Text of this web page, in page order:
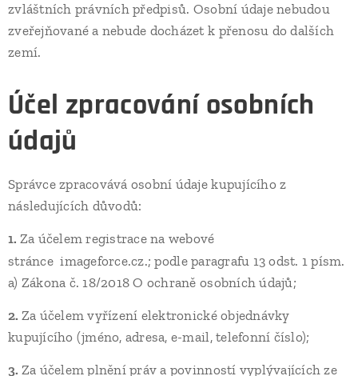
zvláštních právních předpisů. Osobní údaje nebudou
zveřejňované a nebude docházet k přenosu do dalších
zemí.
Účel zpracování osobních
údajů
Správce zpracovává osobní údaje kupujícího z
následujících důvodů:
1. Za účelem registrace na webové
stránce..imageforce.cz.; podle paragrafu 13 odst. 1 písm.
a) Zákona č. 18/2018 O ochraně osobních údajů;
2. Za účelem vyřízení elektronické objednávky
kupujícího (jméno, adresa, e-mail, telefonní číslo);
3. Za účelem plnění práv a povinností vyplývajících ze